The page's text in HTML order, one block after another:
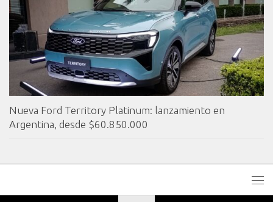
Nueva Ford Territory Platinum: lanzamiento en
Argentina, desde $60.850.000